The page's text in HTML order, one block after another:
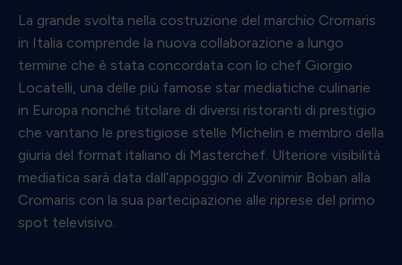
La grande svolta nella costruzione del marchio Cromaris
in Italia comprende la nuova collaborazione a lungo
termine che è stata concordata con lo chef Giorgio
Locatelli, una delle più famose star mediatiche culinarie
in Europa nonché titolare di diversi ristoranti di prestigio
che vantano le prestigiose stelle Michelin e membro della
giuria del format italiano di Masterchef. Ulteriore visibilità
mediatica sarà data dall’appoggio di Zvonimir Boban alla
Cromaris con la sua partecipazione alle riprese del primo
spot televisivo.